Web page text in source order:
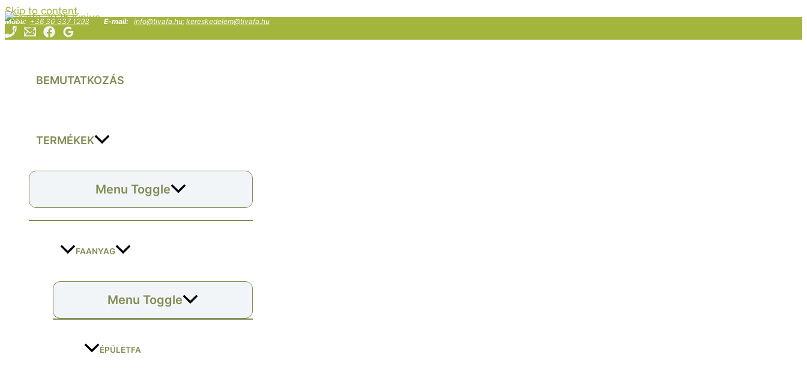
Skip to content
Mobil: +36 30 337 1293 E-mail: info@tivafa.hu; kereskedelem@tivafa.hu
BEMUTATKOZÁS
TERMÉKEK
Menu Toggle
FAANYAG
Menu Toggle
ÉPÜLETFA